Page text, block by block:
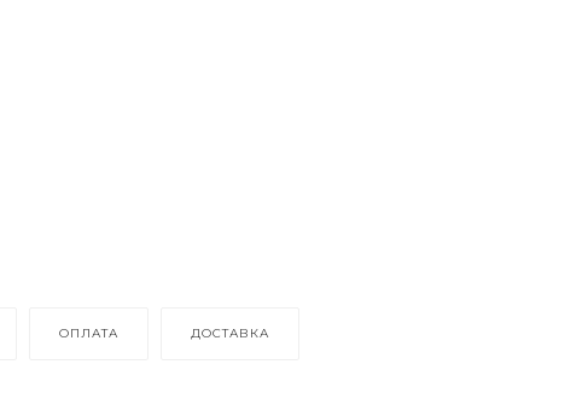
ОПЛАТА ДОСТАВКА